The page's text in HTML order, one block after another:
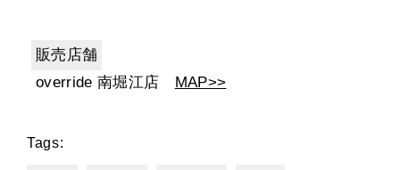
販売店舗
override 南堀江店 MAP>>
Tags: